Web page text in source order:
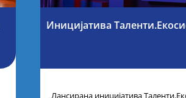
Иницијатива
Лансирана иницијатива